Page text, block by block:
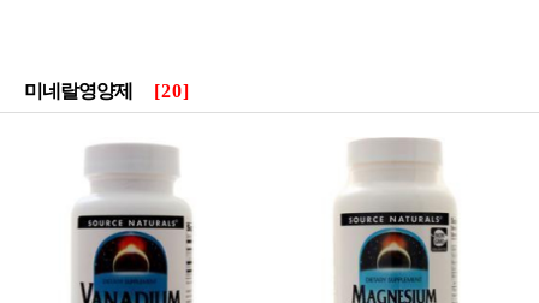
미네랄영양제 [20]